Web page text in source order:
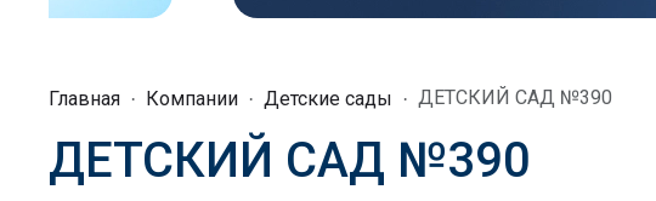
Главная Компании Детские сады ДЕТСКИЙ САД №390
ДЕТСКИЙ САД №390